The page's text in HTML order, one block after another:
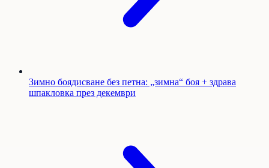
Зимно боядисване без петна: „зимна“ боя + здрава
шпакловка през декември